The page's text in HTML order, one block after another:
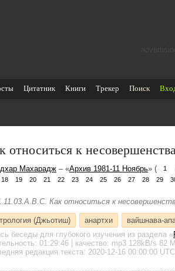
Цитатник Книги Трекер Поиск
относиться к
Махарадж – «Архив 1981-11 Ноябрь» ( 1
18 19 20 21 22 23 24 25 26 27 28 29
Как относиться к
(Джьотиш) анартхи
вайшнава-
беседы для глубокого изучения из раздела «
01:29:46 | качество: mp3 128kB/s 82
редакция текста: 2020-12-16 00:00:00 UTC